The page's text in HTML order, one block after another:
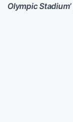
Olympic Stadium’